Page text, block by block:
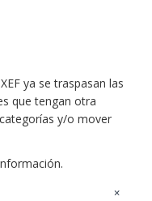
ya se traspasan las
que tengan otra
y/o mover